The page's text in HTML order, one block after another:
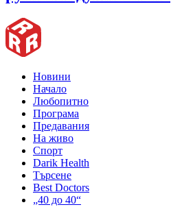
Новини
Начало
Любопитно
Програма
Предавания
На живо
Спорт
Darik Health
Търсене
Best Doctors
„40 до 40“